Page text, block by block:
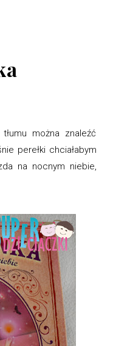
można znaleźć
perełki chciałabym
na nocnym niebie,